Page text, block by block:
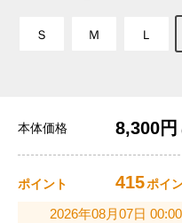
Ｓ Ｍ Ｌ
本体価格 8,300円
ポイント 415ポイ
2026年08月07日